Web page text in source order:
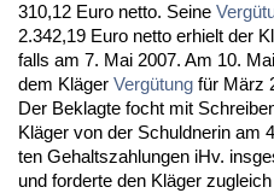
310,12 Eu­ro net­to. Sei­ne
2.342,19 Eu­ro net­to er­hielt der
falls am 7. Mai 2007. Am 10.
dem Kläger Vergütung für März
Der Be­klag­te focht mit
Kläger von der Schuld­ne­rin am
ten Ge­halts­zah­lun­gen iHv.
und for­der­te den Kläger